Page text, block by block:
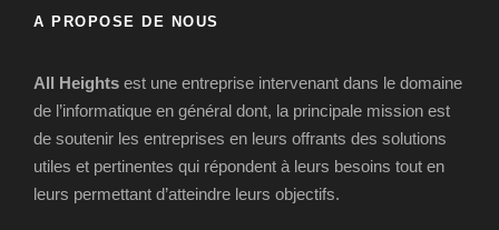
A PROPOSE DE NOUS
All Heights est une entreprise intervenant dans le domaine
de l’informatique en général dont, la principale mission est
de soutenir les entreprises en leurs offrants des solutions
utiles et pertinentes qui répondent à leurs besoins tout en
leurs permettant d’atteindre leurs objectifs.